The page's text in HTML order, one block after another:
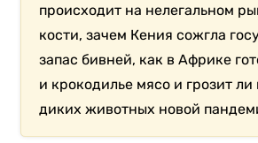
происходит на нелегальном
кости, зачем Кения сожгла
запас бивней, как в Африке
и крокодилье мясо и грозит
диких животных новой